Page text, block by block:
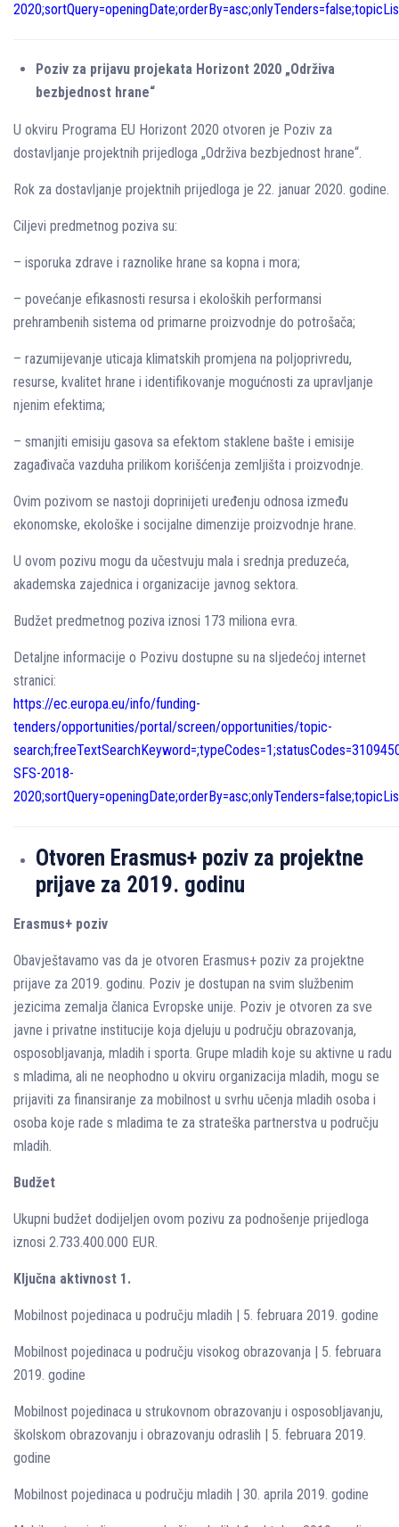
Poziv za prijavu projekata Horizont 2020 „Održiva
bezbjednost hrane“
U okviru Programa EU Horizont 2020 otvoren je Poziv za
dostavljanje projektnih prijedloga „Održiva bezbjednost hrane“.
Rok za dostavljanje projektnih prijedloga je 22. januar 2020. godine.
Ciljevi predmetnog poziva su:
– isporuka zdrave i raznolike hrane sa kopna i mora;
– povećanje efikasnosti resursa i ekoloških performansi
prehrambenih sistema od primarne proizvodnje do potrošača;
– razumijevanje uticaja klimatskih promjena na poljoprivredu,
resurse, kvalitet hrane i identifikovanje mogućnosti za upravljanje
njenim efektima;
– smanjiti emisiju gasova sa efektom staklene bašte i emisije
zagađivača vazduha prilikom korišćenja zemljišta i proizvodnje.
Ovim pozivom se nastoji doprinijeti uređenju odnosa između
ekonomske, ekološke i socijalne dimenzije proizvodnje hrane.
U ovom pozivu mogu da učestvuju mala i srednja preduzeća,
akademska zajednica i organizacije javnog sektora.
Budžet predmetnog poziva iznosi 173 miliona evra.
Detaljne informacije o Pozivu dostupne su na sljedećoj internet
stranici:
https://ec.europa.eu/info/funding-
tenders/opportunities/portal/screen/opportunities/topic-
SFS-2018-
Otvoren Erasmus+ poziv za projektne
prijave za 2019. godinu
Erasmus+ poziv
Obavještavamo vas da je otvoren Erasmus+ poziv za projektne
prijave za 2019. godinu. Poziv je dostupan na svim službenim
jezicima zemalja članica Evropske unije. Poziv je otvoren za sve
javne i privatne institucije koja djeluju u području obrazovanja,
osposobljavanja, mladih i sporta. Grupe mladih koje su aktivne u radu
s mladima, ali ne neophodno u okviru organizacija mladih, mogu se
prijaviti za finansiranje za mobilnost u svrhu učenja mladih osoba i
osoba koje rade s mladima te za strateška partnerstva u području
mladih.
Budžet
Ukupni budžet dodijeljen ovom pozivu za podnošenje prijedloga
iznosi 2.733.400.000 EUR.
Ključna aktivnost 1.
Mobilnost pojedinaca u području mladih | 5. februara 2019. godine
Mobilnost pojedinaca u području visokog obrazovanja | 5. februara
2019. godine
Mobilnost pojedinaca u strukovnom obrazovanju i osposobljavanju,
školskom obrazovanju i obrazovanju odraslih | 5. februara 2019.
godine
Mobilnost pojedinaca u području mladih | 30. aprila 2019. godine